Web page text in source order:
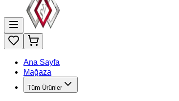
Ana Sayfa
Mağaza
Tüm Ürünler